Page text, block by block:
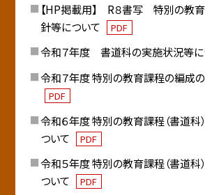
【HP掲載用】 R８書写 特別の教
針等について
PDF
令和７年度 書道科の実施状況等に
令和７年度 特別の教育課程の編成
PDF
令和６年度 特別の教育課程（書道科
ついて
PDF
令和５年度 特別の教育課程（書道科
ついて
PDF